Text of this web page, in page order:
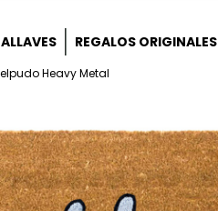
REGALOS ORIGINALES
Heavy Metal